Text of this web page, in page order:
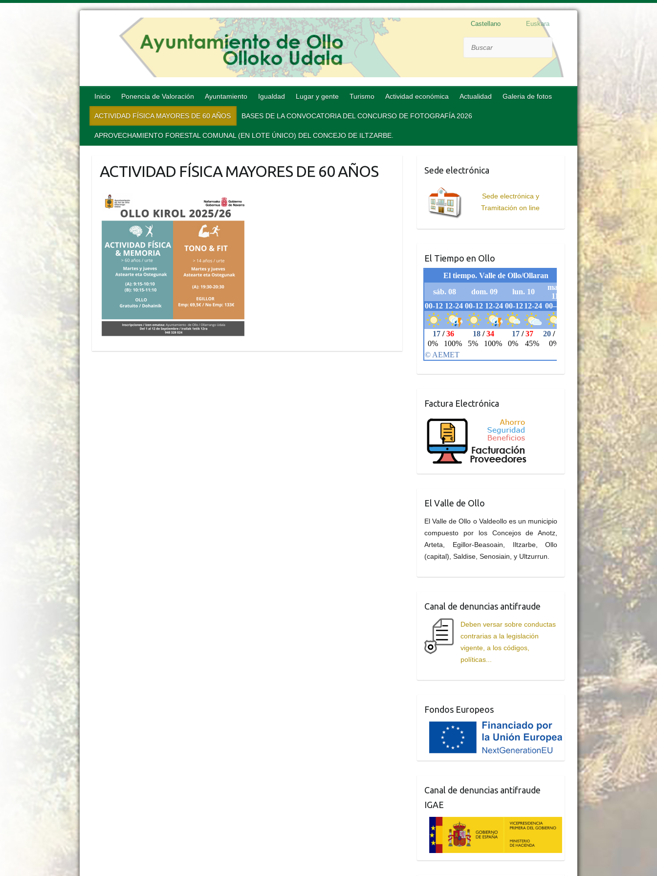
Castellano Euskara
Inicio Ponencia de Valoración Ayuntamiento Igualdad Lugar y gente Turismo Actividad económica Actualidad Galeria de fotos
ACTIVIDAD FÍSICA MAYORES DE 60 AÑOS BASES DE LA CONVOCATORIA DEL CONCURSO DE FOTOGRAFÍA 2026
APROVECHAMIENTO FORESTAL COMUNAL (EN LOTE ÚNICO) DEL CONCEJO DE ILTZARBE.
ACTIVIDAD FÍSICA MAYORES DE 60 AÑOS Sede electrónica
Sede electrónica y
Tramitación on line
El Tiempo en Ollo
Factura Electrónica
El Valle de Ollo
El Valle de Ollo o Valdeollo es un municipio
compuesto por los Concejos de Anotz,
Arteta, Egillor-Beasoain, Iltzarbe, Ollo
(capital), Saldise, Senosiain, y Ultzurrun.
Canal de denuncias antifraude
Deben versar sobre conductas
contrarias a la legislación
vigente, a los códigos,
políticas...
Fondos Europeos
Canal de denuncias antifraude
IGAE